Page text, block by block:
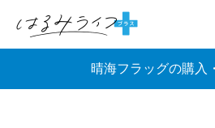
晴海フラッグの購入